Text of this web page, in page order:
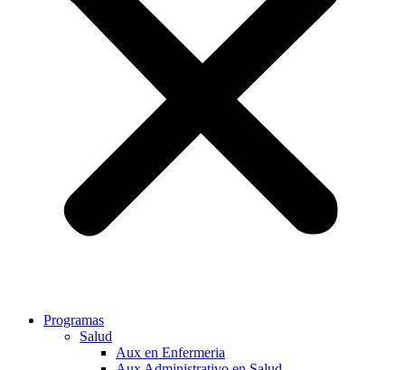
Programas
Salud
Aux en Enfermeria